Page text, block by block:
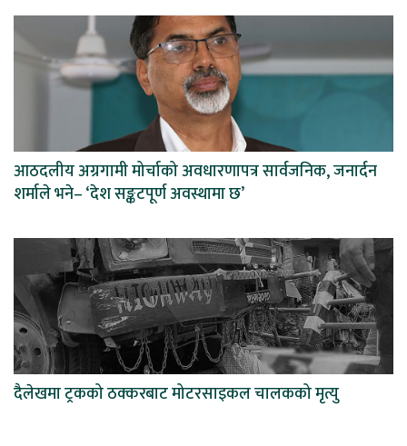
आठदलीय अग्रगामी मोर्चाको अवधारणापत्र सार्वजनिक, जनार्दन
शर्माले भने– ‘देश सङ्कटपूर्ण अवस्थामा छ’
दैलेखमा ट्रकको ठक्करबाट मोटरसाइकल चालकको मृत्यु